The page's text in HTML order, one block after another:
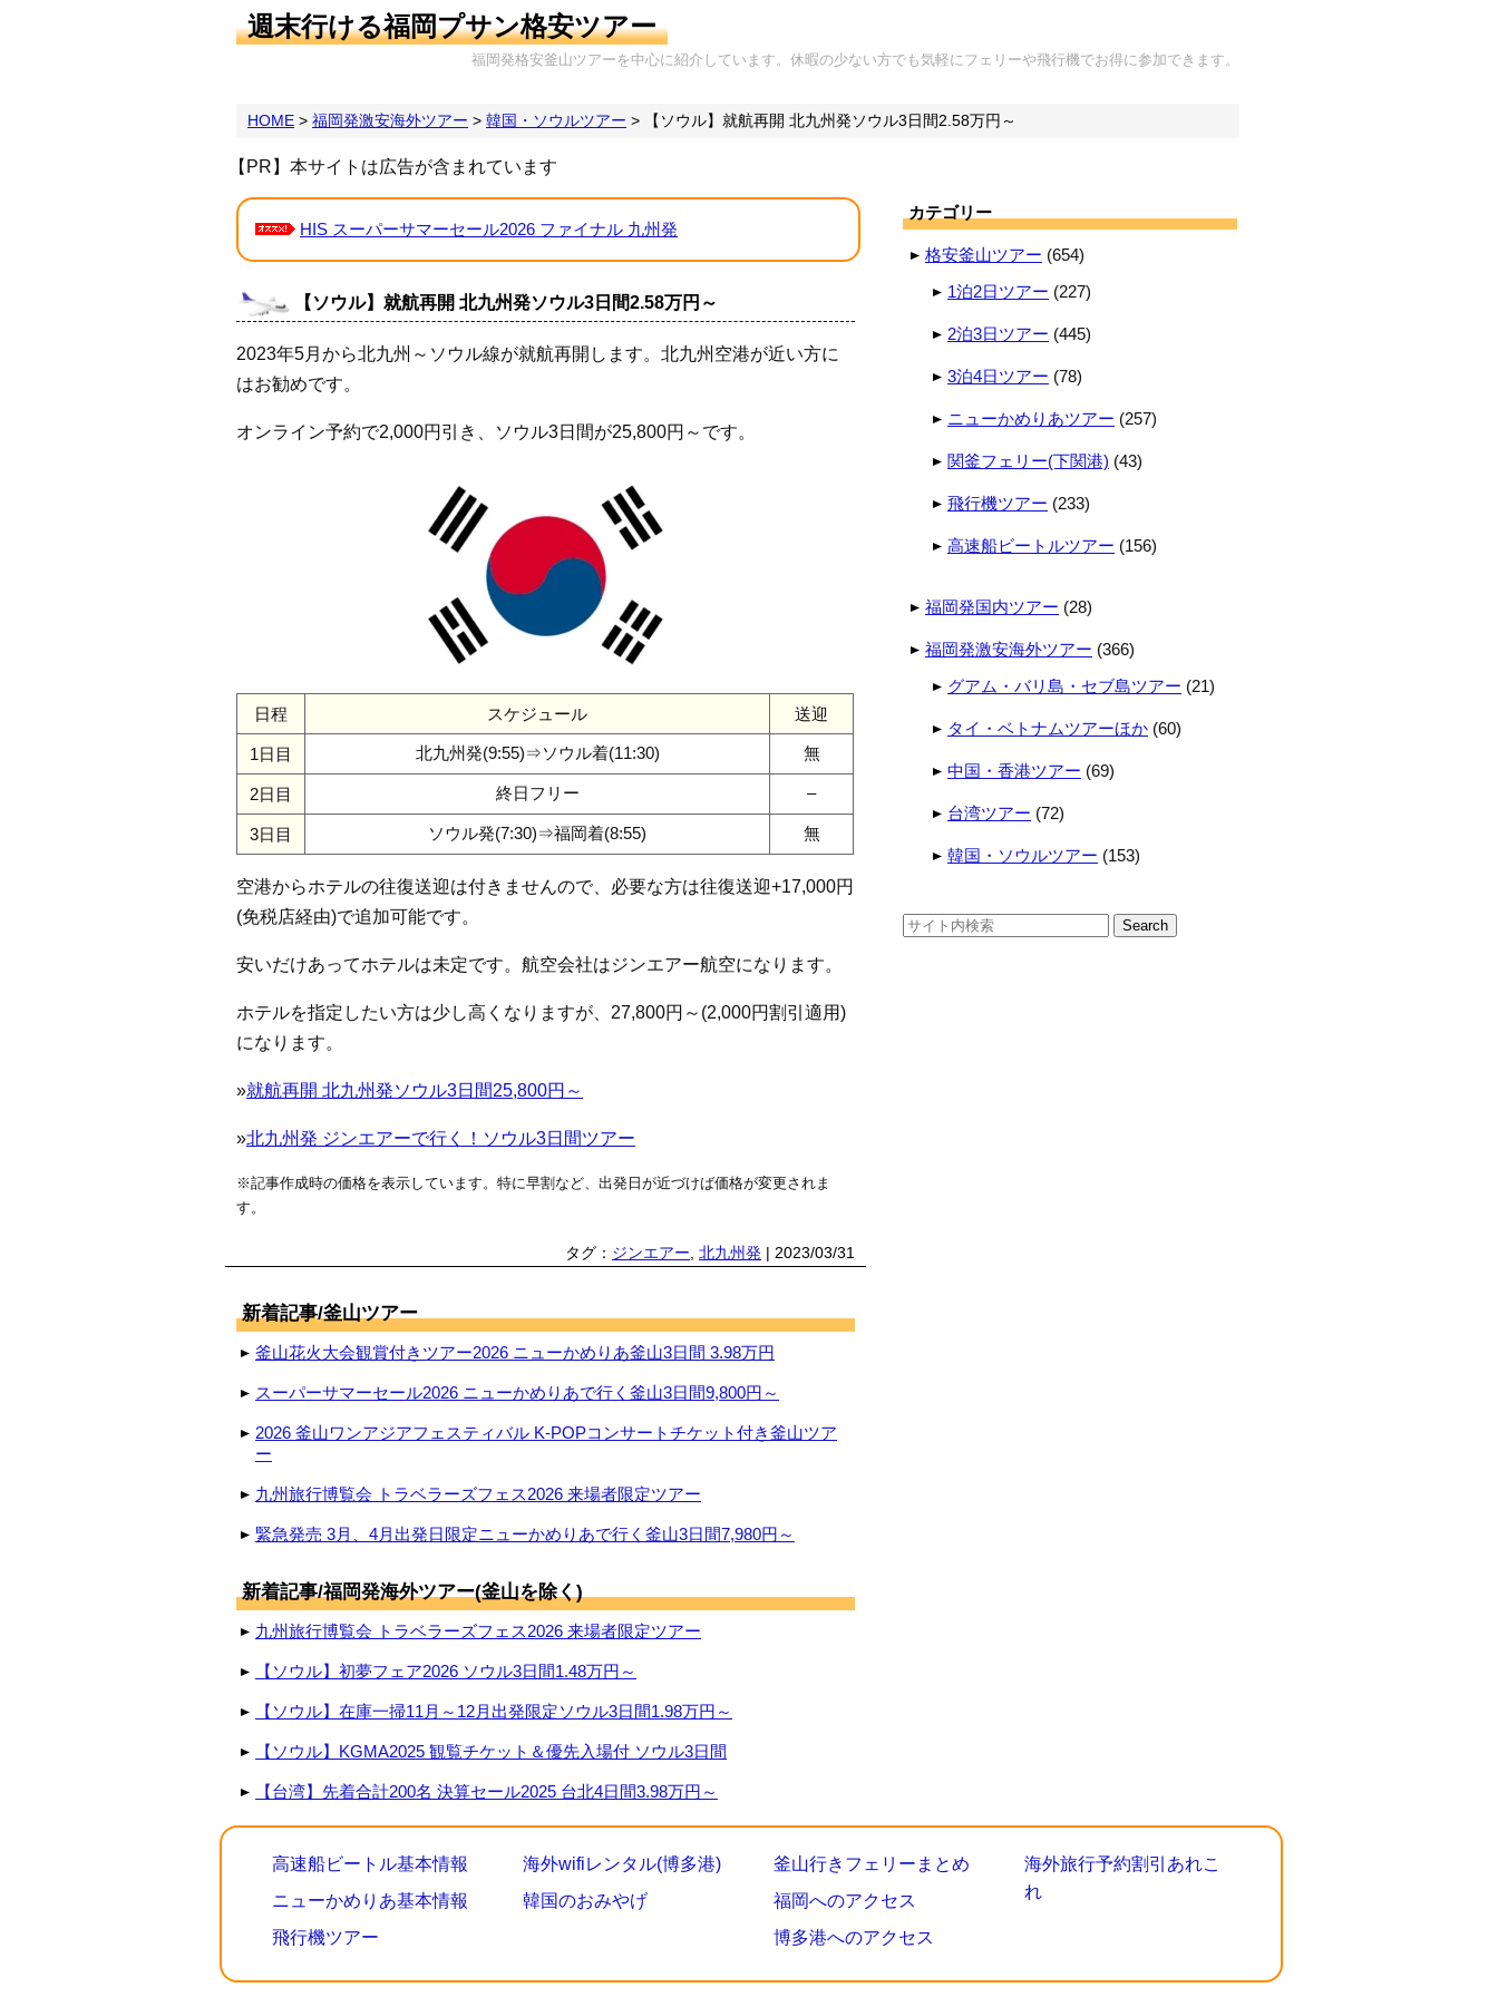
週末行ける福岡プサン格安ツアー
福岡発格安釜山ツアーを中心に紹介しています。休暇の少ない方でも気軽にフェリーや飛行機でお得に参加できます。
HOME > 福岡発激安海外ツアー > 韓国・ソウルツアー > 【ソウル】就航再開 北九州発ソウル3日間2.58万円～
【PR】本サイトは広告が含まれています
HIS スーパーサマーセール2026 ファイナル 九州発
【ソウル】就航再開 北九州発ソウル3日間2.58万円～
2023年5月から北九州～ソウル線が就航再開します。北九州空港が近い方に
はお勧めです。
オンライン予約で2,000円引き、ソウル3日間が25,800円～です。
日程 スケジュール 送迎
1日目 北九州発(9:55)⇒ソウル着(11:30) 無
2日目 終日フリー –
3日目 ソウル発(7:30)⇒福岡着(8:55) 無
空港からホテルの往復送迎は付きませんので、必要な方は往復送迎+17,000円
(免税店経由)で追加可能です。
安いだけあってホテルは未定です。航空会社はジンエアー航空になります。
ホテルを指定したい方は少し高くなりますが、27,800円～(2,000円割引適用)
になります。
»就航再開 北九州発ソウル3日間25,800円～
»北九州発 ジンエアーで行く！ソウル3日間ツアー
※記事作成時の価格を表示しています。特に早割など、出発日が近づけば価格が変更されま
す。
タグ： ジンエアー 北九州発 | 2023/03/31
新着記事/釜山ツアー
釜山花火大会観賞付きツアー2026 ニューかめりあ釜山3日間 3.98万円
スーパーサマーセール2026 ニューかめりあで行く釜山3日間9,800円～
2026 釜山ワンアジアフェスティバル K-POPコンサートチケット付き釜山ツア
ー
九州旅行博覧会 トラベラーズフェス2026 来場者限定ツアー
緊急発売 3月、4月出発日限定ニューかめりあで行く釜山3日間7,980円～
新着記事/福岡発海外ツアー(釜山を除く)
九州旅行博覧会 トラベラーズフェス2026 来場者限定ツアー
【ソウル】初夢フェア2026 ソウル3日間1.48万円～
【ソウル】在庫一掃11月～12月出発限定ソウル3日間1.98万円～
【ソウル】KGMA2025 観覧チケット＆優先入場付 ソウル3日間
【台湾】先着合計200名 決算セール2025 台北4日間3.98万円～
カテゴリー
格安釜山ツアー (654)
1泊2日ツアー (227)
2泊3日ツアー (445)
3泊4日ツアー (78)
ニューかめりあツアー (257)
関釜フェリー(下関港) (43)
飛行機ツアー (233)
高速船ビートルツアー (156)
福岡発国内ツアー (28)
福岡発激安海外ツアー (366)
グアム・バリ島・セブ島ツアー (21)
タイ・ベトナムツアーほか (60)
中国・香港ツアー (69)
台湾ツアー (72)
韓国・ソウルツアー (153)
検
索:
高速船ビートル基本情報
ニューかめりあ基本情報
飛行機ツアー
海外wifiレンタル(博多港)
韓国のおみやげ
釜山行きフェリーまとめ
福岡へのアクセス
博多港へのアクセス
海外旅行予約割引あれこ
れ